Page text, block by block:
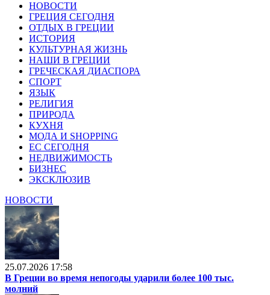
НОВОСТИ
ГРЕЦИЯ СЕГОДНЯ
ОТДЫХ В ГРЕЦИИ
ИСТОРИЯ
КУЛЬТУРНАЯ ЖИЗНЬ
НАШИ В ГРЕЦИИ
ГРЕЧЕСКАЯ ДИАСПОРА
СПОРТ
ЯЗЫК
РЕЛИГИЯ
ПРИРОДА
КУХНЯ
МОДА И SHOPPING
ЕС СЕГОДНЯ
НЕДВИЖИМОСТЬ
БИЗНЕС
ЭКСКЛЮЗИВ
НОВОСТИ
25.07.2026 17:58
В Греции во время непогоды ударили более 100 тыс.
молний